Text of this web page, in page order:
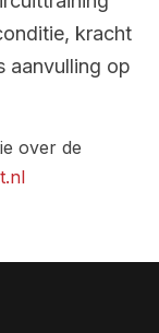
kracht
aanvulling op
over de